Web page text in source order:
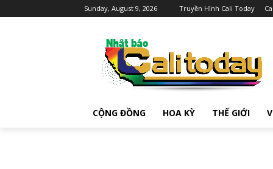
Sunday, August 9, 2026 Truyền Hình Cali Today
CỘNG ĐỒNG HOA KỲ THẾ GIỚI